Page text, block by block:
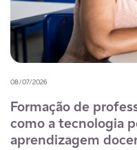
08/07/2026
Formação de
como a tecnologia
aprendizagem